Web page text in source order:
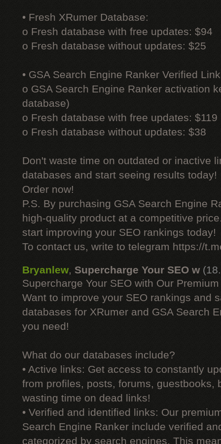
• Fresh XRumer Database:
o Fresh database with free updates: $94
o Fresh database without updates: $25
• GSA Search Engine Ranker Verified
o GSA Search Engine Ranker activation
database)
o Fresh database with free updates: $119
o Fresh database without updates: $38
Don't waste time on outdated or inactive
databases and start seeing results today!
Order now!
P.S. By purchasing GSA Search Engine
high-quality product at a competitive
start improving your SEO rankings today!
To contact us, write to telegram https://
Bryanlew, Supercharge Your SEO w
Supercharge Your SEO with Our
Want to improve your SEO rankings and
databases for XRumer and GSA Search
you need!
What do our databases include?
• Active links: Get access to constantly
from profiles, posts, forums, guestbooks,
wasting time on dead links!
• Verified and identified links: Our
Search Engine Ranker include verified
categorized by search engines. This